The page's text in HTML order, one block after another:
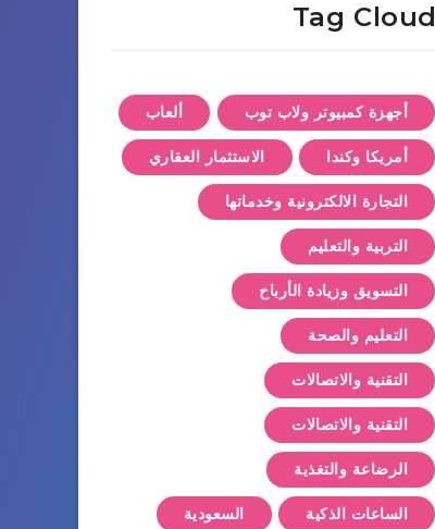
Tag Cloud
أجهزة كمبيوتر ولاب توب ألعاب
أمريكا وكندا الاستثمار العقاري
التجارة الالكترونية وخدماتها
التربية والتعليم
التسويق وزيادة الأرباح
التعليم والصحة
التقنية والاتصالات
التقنية والاتصالات
الرضاعة والتغذية
الساعات الذكية السعودية